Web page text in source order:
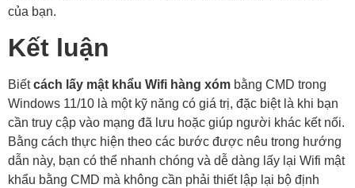
của bạn.
Kết luận
Biếtcách lấy mật khẩu Wifi hàng xóm bằng CMD trong
Windows 11/10 là một kỹ năng có giá trị, đặc biệt là khi bạn
cần truy cập vào mạng đã lưu hoặc giúp người khác kết nối.
Bằng cách thực hiện theo các bước được nêu trong hướng
dẫn này, bạn có thể nhanh chóng và dễ dàng lấy lại Wifi mật
khẩu bằng CMD mà không cần phải thiết lập lại bộ định